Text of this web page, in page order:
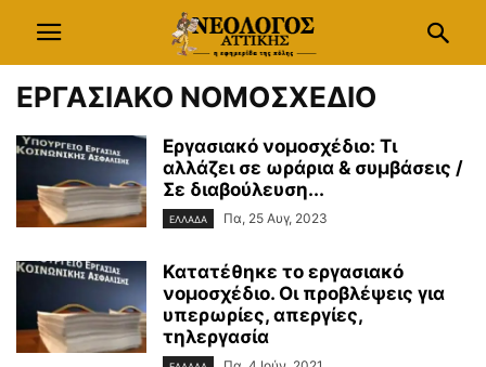
ΕΡΓΑΣΙΑΚΟ ΝΟΜΟΣΧΕΔΙΟ
Εργασιακό νομοσχέδιο: Tι
αλλάζει σε ωράρια & συμβάσεις /
Σε διαβούλευση...
ΕΛΛΑΔΑ Πα, 25 Αυγ, 2023
Κατατέθηκε το εργασιακό
νομοσχέδιο. Οι προβλέψεις για
υπερωρίες, απεργίες,
τηλεργασία